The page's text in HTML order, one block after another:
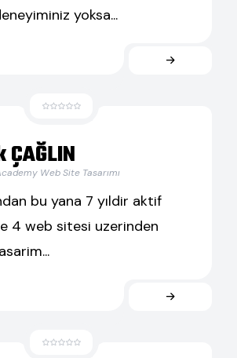
yoksa...
Web Site Tasarımı
bu yana 7 yıldir aktif
4 web sitesi uzerinden